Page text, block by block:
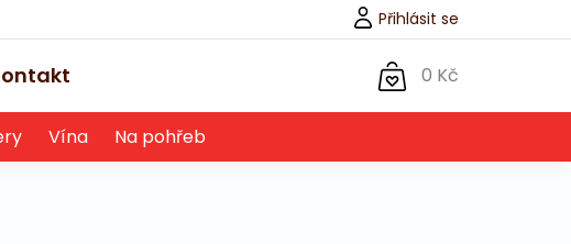
Přihlásit se
0 Kč
Vína Na pohřeb